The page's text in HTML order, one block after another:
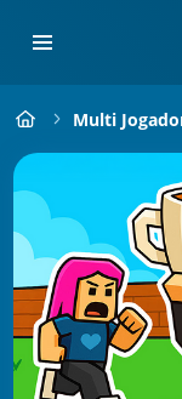
Multi